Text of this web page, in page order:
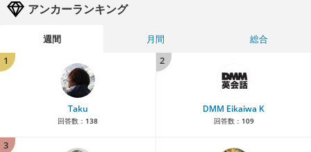
アンカーランキング
週間 月間
総合
1
Taku
回答数： 138
2
DMM Eikaiwa K
回答数： 109
3